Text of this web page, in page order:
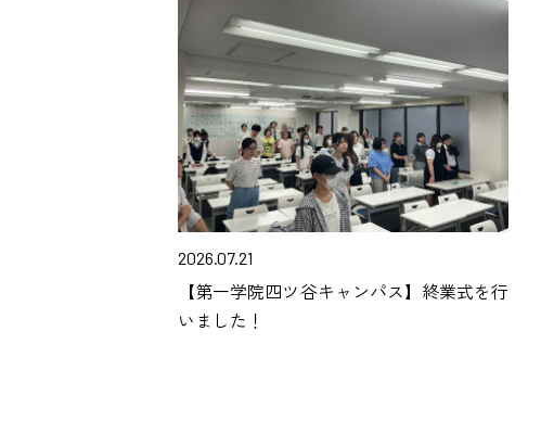
2026.07.21
【第一学院四ツ谷キャンパス】終業式を行
いました！